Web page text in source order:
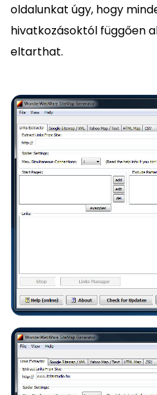
oldalunkat úgy, hogy
hivatkozásoktól függően
eltarthat.